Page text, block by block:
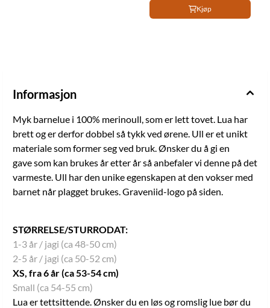
Kjøp
Informasjon
Myk barnelue i 100% merinoull, som er lett tovet. Lua har
brett og er derfor dobbel så tykk ved ørene. Ull er et unikt
materiale som former seg ved bruk. Ønsker du å gi en
gave som kan brukes år etter år så anbefaler vi denne på det
varmeste. Ull har den unike egenskapen at den vokser med
barnet når plagget brukes. Graveniid-logo på siden.
STØRRELSE/STURRODAT:
1-3 år / jagi (ca 48-50 cm)
2-5 år / jagi (ca 50-52 cm)
XS, fra 6 år (ca 53-54 cm)
Small (ca 54-55 cm)
Lua er tettsittende. Ønsker du en løs og romslig lue bør du